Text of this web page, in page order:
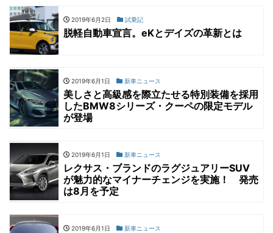
2019年6月2日 試乗記
脱軽自動車宣言。eKとデイズの革新とは
2019年6月1日 新車ニュース
美しさと高級感を際立たせる特別装備を採用
したBMW8シリーズ・クーペの限定モデル
が登場
2019年6月1日 新車ニュース
レクサス・ブランドのラグジュアリーSUV
が魅力的なマイナーチェンジを実施！ 発売
は8月を予定
2019年6月1日 新車ニュース